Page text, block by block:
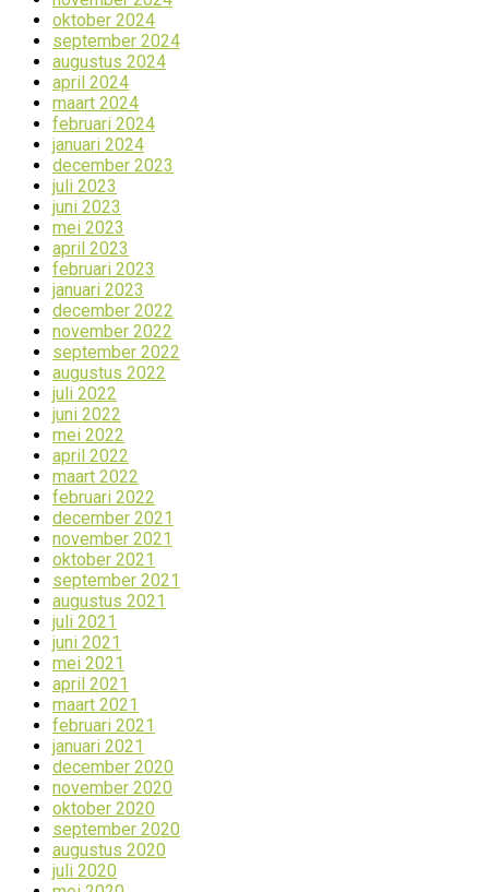
oktober 2024
september 2024
augustus 2024
april 2024
maart 2024
februari 2024
januari 2024
december 2023
juli 2023
juni 2023
mei 2023
april 2023
februari 2023
januari 2023
december 2022
november 2022
september 2022
augustus 2022
juli 2022
juni 2022
mei 2022
april 2022
maart 2022
februari 2022
december 2021
november 2021
oktober 2021
september 2021
augustus 2021
juli 2021
juni 2021
mei 2021
april 2021
maart 2021
februari 2021
januari 2021
december 2020
november 2020
oktober 2020
september 2020
augustus 2020
juli 2020